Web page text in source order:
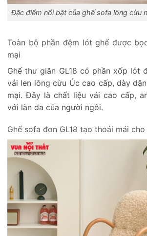
Đặc điểm nổi bật của ghế sofa lông cừu
Toàn bộ phần đệm lót ghế được
mại
Ghế thư giãn GL18 có phần xốp lót
vải len lông cừu Úc cao cấp, dày
mại. Đây là chất liệu vải cao cấp,
với làn da của người ngồi.
Ghế sofa đơn GL18 tạo thoải mái